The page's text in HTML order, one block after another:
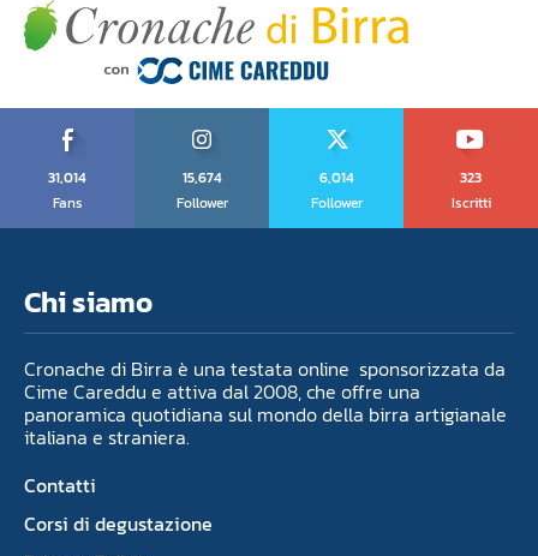
31,014
Fans
15,674
Follower
6,014
Follower
323
Iscritti
Chi siamo
Cronache di Birra è una testata online sponsorizzata da
Cime Careddu e attiva dal 2008, che offre una
panoramica quotidiana sul mondo della birra artigianale
italiana e straniera.
Contatti
Corsi di degustazione